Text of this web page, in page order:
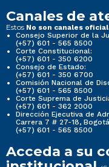
Canales de
Estos No son canales
Consejo Superior de la
(+57) 601 - 565 8500
Corte Constitucional:
(+57) 601 - 350 6200
Consejo de Estado:
(+57) 601 - 350 6700
Comisión Nacional de
(+57) 601 - 565 8500
Corte Suprema de
(+57) 601 - 362 2000
Dirección Ejecutiva de
Carrera 7 # 27-18, Bogotá
(+57) 601 - 565 8500
Acceda a su